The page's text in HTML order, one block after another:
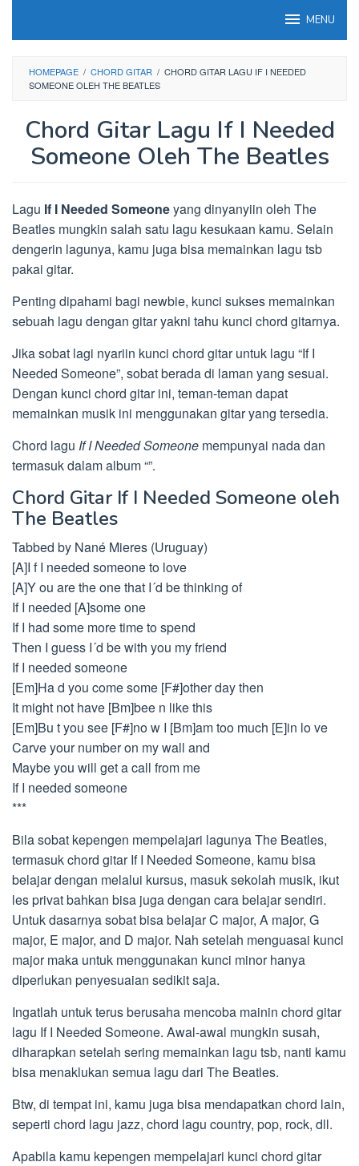
MENU
HOMEPAGE / CHORD GITAR / CHORD GITAR LAGU IF I NEEDED
SOMEONE OLEH THE BEATLES
Chord Gitar Lagu If I Needed
Someone Oleh The Beatles
Lagu If I Needed Someoneyang dinyanyiin oleh The
Beatles mungkin salah satu lagu kesukaan kamu. Selain
dengerin lagunya, kamu juga bisa memainkan lagu tsb
pakai gitar.
Penting dipahami bagi newbie, kunci sukses memainkan
sebuah lagu dengan gitar yakni tahu kunci chord gitarnya.
Jika sobat lagi nyariin kunci chord gitar untuk lagu “If I
Needed Someone”, sobat berada di laman yang sesuai.
Dengan kunci chord gitar ini, teman-teman dapat
memainkan musik ini menggunakan gitar yang tersedia.
Chord lagu If I Needed Someone mempunyai nada dan
termasuk dalam album “”.
Chord Gitar If I Needed Someone oleh
The Beatles
Tabbed by Nané Mieres (Uruguay)
[A]I f I needed someone to love
[A]Y ou are the one that I´d be thinking of
If I needed [A]some one
If I had some more time to spend
Then I guess I´d be with you my friend
If I needed someone
[Em]Ha d you come some [F#]other day then
It might not have [Bm]bee n like this
[Em]Bu t you see [F#]no w I [Bm]am too much [E]in lo ve
Carve your number on my wall and
Maybe you will get a call from me
If I needed someone
***
Bila sobat kepengen mempelajari lagunya The Beatles,
termasuk chord gitar If I Needed Someone, kamu bisa
belajar dengan melalui kursus, masuk sekolah musik, ikut
les privat bahkan bisa juga dengan cara belajar sendiri.
Untuk dasarnya sobat bisa belajar C major, A major, G
major, E major, and D major. Nah setelah menguasai kunci
major maka untuk menggunakan kunci minor hanya
diperlukan penyesuaian sedikit saja.
Ingatlah untuk terus berusaha mencoba mainin chord gitar
lagu If I Needed Someone. Awal-awal mungkin susah,
diharapkan setelah sering memainkan lagu tsb, nanti kamu
bisa menaklukan semua lagu dari The Beatles.
Btw, di tempat ini, kamu juga bisa mendapatkan chord lain,
seperti chord lagu jazz, chord lagu country, pop, rock, dll.
Apabila kamu kepengen mempelajari kunci chord gitar